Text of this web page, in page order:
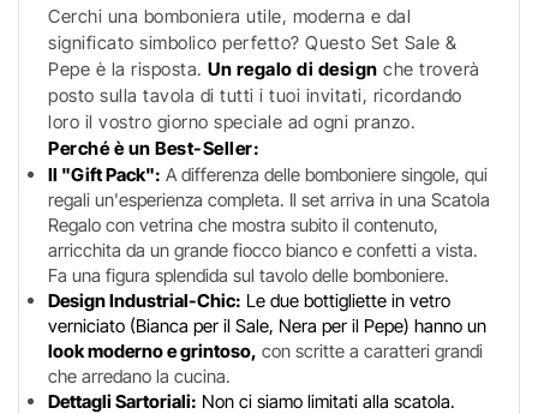
Cerchi una bomboniera utile, moderna e dal
significato simbolico perfetto? Questo Set Sale &
Pepe è la risposta. Un regalo di design che troverà
posto sulla tavola di tutti i tuoi invitati, ricordando
loro il vostro giorno speciale ad ogni pranzo.
Perché è un Best-Seller:
Il "Gift Pack": A differenza delle bomboniere singole, qui
regali un'esperienza completa. Il set arriva in una Scatola
Regalo con vetrina che mostra subito il contenuto,
arricchita da un grande fiocco bianco e confetti a vista.
Fa una figura splendida sul tavolo delle bomboniere.
Design Industrial-Chic: Le due bottigliette in vetro
verniciato (Bianca per il Sale, Nera per il Pepe) hanno un
look moderno e grintoso, con scritte a caratteri grandi
che arredano la cucina.
Dettagli Sartoriali: Non ci siamo limitati alla scatola.